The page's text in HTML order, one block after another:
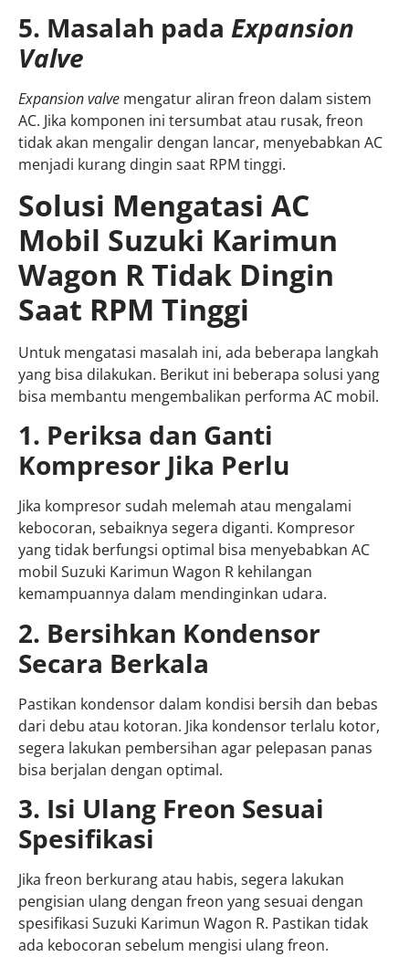
5. Masalah pada Expansion
Valve
Expansion valve mengatur aliran freon dalam sistem
AC. Jika komponen ini tersumbat atau rusak, freon
tidak akan mengalir dengan lancar, menyebabkan AC
menjadi kurang dingin saat RPM tinggi.
Solusi Mengatasi AC
Mobil Suzuki Karimun
Wagon R Tidak Dingin
Saat RPM Tinggi
Untuk mengatasi masalah ini, ada beberapa langkah
yang bisa dilakukan. Berikut ini beberapa solusi yang
bisa membantu mengembalikan performa AC mobil.
1. Periksa dan Ganti
Kompresor Jika Perlu
Jika kompresor sudah melemah atau mengalami
kebocoran, sebaiknya segera diganti. Kompresor
yang tidak berfungsi optimal bisa menyebabkan AC
mobil Suzuki Karimun Wagon R kehilangan
kemampuannya dalam mendinginkan udara.
2. Bersihkan Kondensor
Secara Berkala
Pastikan kondensor dalam kondisi bersih dan bebas
dari debu atau kotoran. Jika kondensor terlalu kotor,
segera lakukan pembersihan agar pelepasan panas
bisa berjalan dengan optimal.
3. Isi Ulang Freon Sesuai
Spesifikasi
Jika freon berkurang atau habis, segera lakukan
pengisian ulang dengan freon yang sesuai dengan
spesifikasi Suzuki Karimun Wagon R. Pastikan tidak
ada kebocoran sebelum mengisi ulang freon.